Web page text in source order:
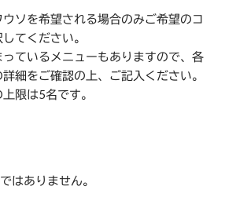
ソを希望される場合のみご希望のコ
てください。
ているメニューもありますので、各
細をご確認の上、ご記入ください。
限は5名です。
はありません。